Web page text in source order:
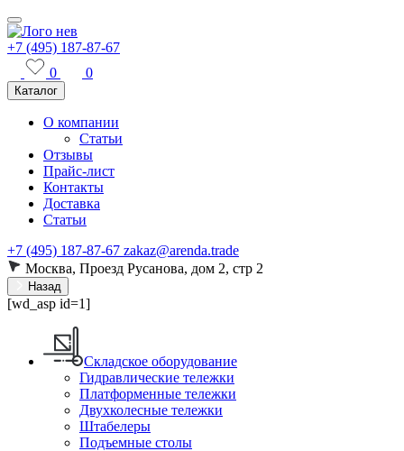
+7 (495) 187-87-67
0
0
Каталог
О компании
Статьи
Отзывы
Прайс-лист
Контакты
Доставка
Статьи
+7 (495) 187-87-67 zakaz@arenda.trade
Москва, Проезд Русанова, дом 2, стр 2
Назад
[wd_asp id=1]
Складское оборудование
Гидравлические тележки
Платформенные тележки
Двухколесные тележки
Штабелеры
Подъемные столы